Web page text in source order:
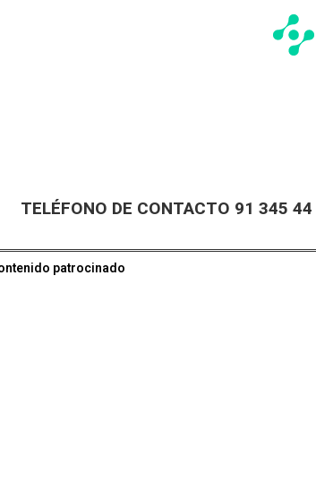
TELÉFONO DE CONTACTO 91 345
patrocinado